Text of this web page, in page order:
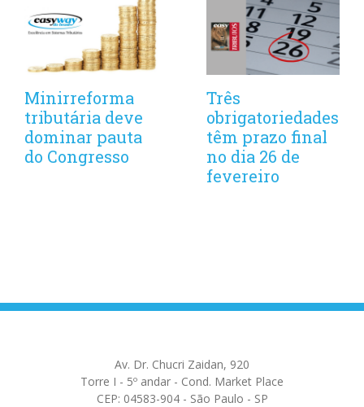
Minirreforma
tributária deve
dominar pauta
do Congresso
Três
obrigatoriedades
têm prazo final
no dia 26 de
fevereiro
Av. Dr. Chucri Zaidan, 920
Torre I - 5º andar - Cond. Market Place
CEP: 04583-904 - São Paulo - SP